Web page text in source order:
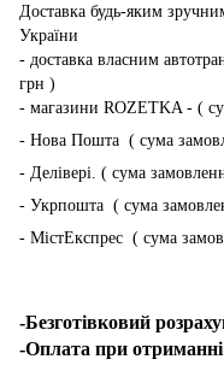
Доставка будь-яким
України
- доставка власним
грн )
- магазини ROZETKA - (
- Нова Пошта ( сума
- Делівері. ( сума
- Укрпошта ( сума
- МістЕкспрес ( сума
-Безготівковий
-Оплата при